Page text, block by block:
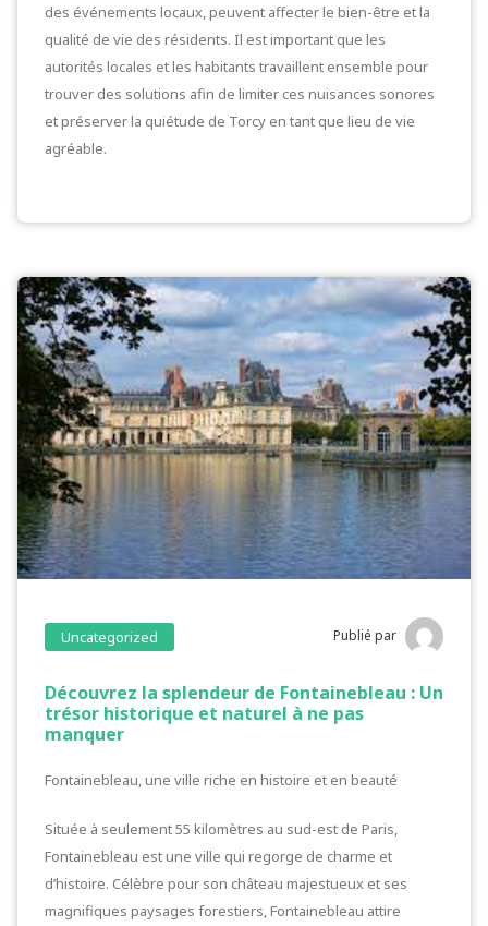
des événements locaux, peuvent affecter le bien-être et la
qualité de vie des résidents. Il est important que les
autorités locales et les habitants travaillent ensemble pour
trouver des solutions afin de limiter ces nuisances sonores
et préserver la quiétude de Torcy en tant que lieu de vie
agréable.
Uncategorized Publié par
Découvrez la splendeur de Fontainebleau : Un
trésor historique et naturel à ne pas
manquer
Fontainebleau, une ville riche en histoire et en beauté
Située à seulement 55 kilomètres au sud-est de Paris,
Fontainebleau est une ville qui regorge de charme et
d’histoire. Célèbre pour son château majestueux et ses
magnifiques paysages forestiers, Fontainebleau attire